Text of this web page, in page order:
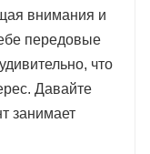
внимания и
передовые
что
Давайте
занимает